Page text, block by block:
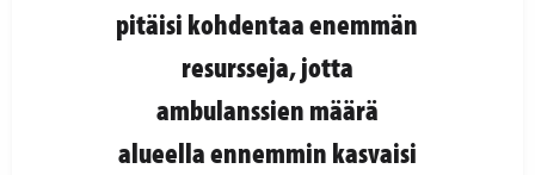
pitäisi kohdentaa enemmän
resursseja, jotta
ambulanssien määrä
alueella ennemmin kasvaisi